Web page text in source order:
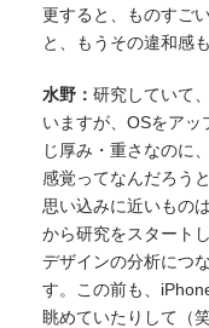
更すると、ものすご
と、もうその違和感
水野： 研究していて
いますが、OSをアッ
じ厚み・重さなのに
感覚ってなんだろう
思い込みに近いもの
から研究をスタート
デザインの分析につ
す。この前も、
眺めていたりして（笑